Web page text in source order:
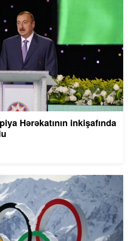
Hərəkatının inkişafında